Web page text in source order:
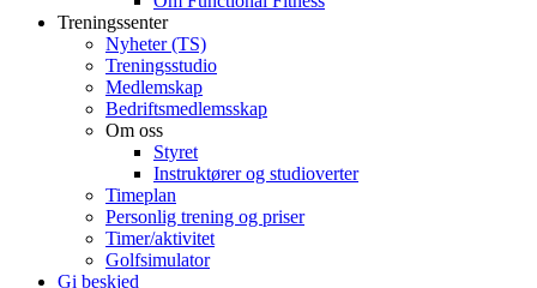
Treningssenter
Nyheter (TS)
Treningsstudio
Medlemskap
Bedriftsmedlemsskap
Om oss
Styret
Instruktører og studioverter
Timeplan
Personlig trening og priser
Timer/aktivitet
Golfsimulator
Gi beskjed